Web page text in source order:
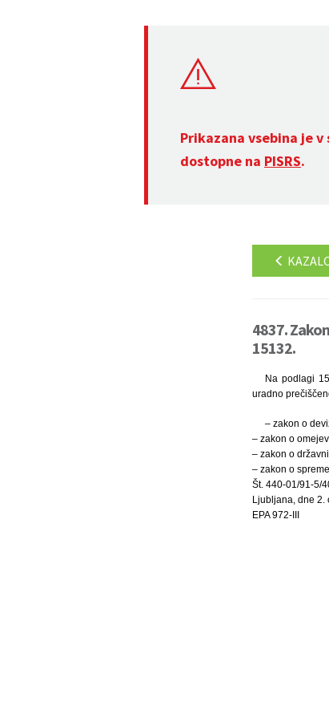
Prikazana vsebina je
dostopne na PISRS.
4837.
15132.
Na podlagi
uradno
– zakon o
– zakon o
– zakon o
– zakon o
Št. 440-01/91-5/
Ljubljana, dne 2.
EPA 972-III